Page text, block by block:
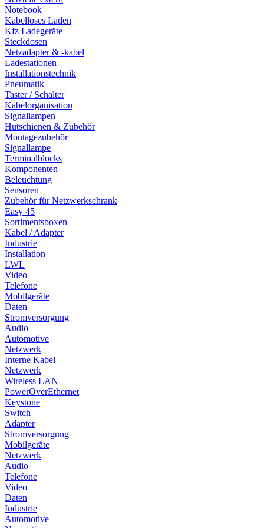
Notebook
Kabelloses Laden
Kfz Ladegeräte
Steckdosen
Netzadapter & -kabel
Ladestationen
Installationstechnik
Pneumatik
Taster / Schalter
Kabelorganisation
Signallampen
Hutschienen & Zubehör
Montagezubehör
Signallampe
Terminalblocks
Komponenten
Beleuchtung
Sensoren
Zubehör für Netzwerkschrank
Easy 45
Sortimentsboxen
Kabel / Adapter
Industrie
Installation
LWL
Video
Telefone
Mobilgeräte
Daten
Stromversorgung
Audio
Automotive
Netzwerk
Interne Kabel
Netzwerk
Wireless LAN
PowerOverEthernet
Keystone
Switch
Adapter
Stromversorgung
Mobilgeräte
Netzwerk
Audio
Telefone
Video
Daten
Industrie
Automotive